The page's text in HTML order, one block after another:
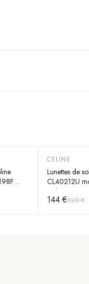
-55 %
CELINE
Lunettes de
CL40212U
acétate
144 €320 €